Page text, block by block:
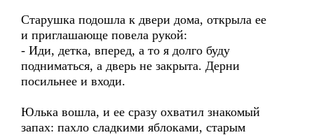
Старушка подошла к двери дома, открыла ее
и приглашающе повела рукой:
- Иди, детка, вперед, а то я долго буду
подниматься, а дверь не закрыта. Дерни
посильнее и входи.
Юлька вошла, и ее сразу охватил знакомый
запах: пахло сладкими яблоками, старым